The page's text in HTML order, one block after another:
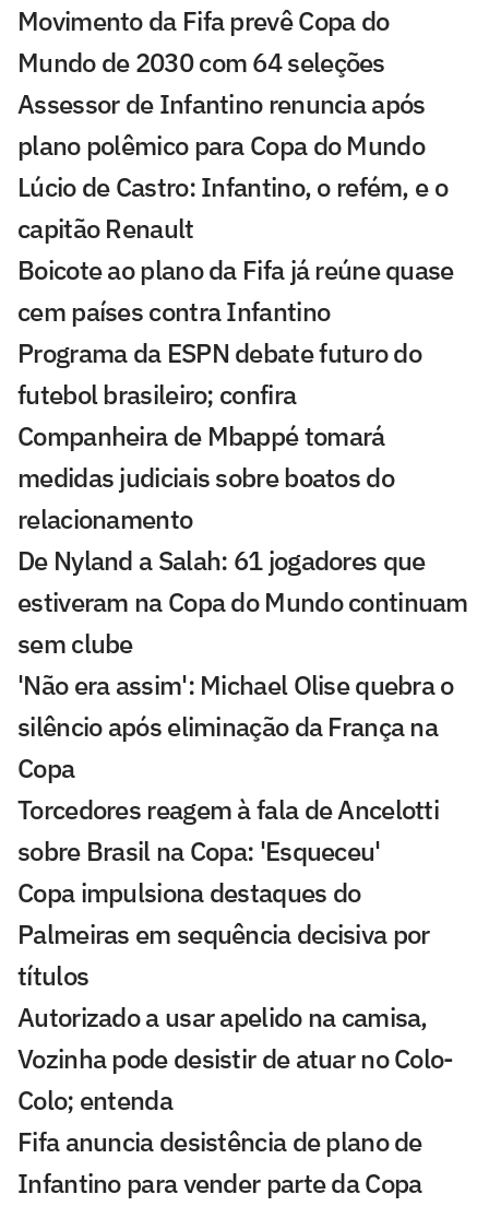
Movimento da Fifa prevê Copa do
Mundo de 2030 com 64 seleções
Assessor de Infantino renuncia após
plano polêmico para Copa do Mundo
Lúcio de Castro: Infantino, o refém, e o
capitão Renault
Boicote ao plano da Fifa já reúne quase
cem países contra Infantino
Programa da ESPN debate futuro do
futebol brasileiro; confira
Companheira de Mbappé tomará
medidas judiciais sobre boatos do
relacionamento
De Nyland a Salah: 61 jogadores que
estiveram na Copa do Mundo continuam
sem clube
'Não era assim': Michael Olise quebra o
silêncio após eliminação da França na
Copa
Torcedores reagem à fala de Ancelotti
sobre Brasil na Copa: 'Esqueceu'
Copa impulsiona destaques do
Palmeiras em sequência decisiva por
títulos
Autorizado a usar apelido na camisa,
Vozinha pode desistir de atuar no Colo-
Colo; entenda
Fifa anuncia desistência de plano de
Infantino para vender parte da Copa